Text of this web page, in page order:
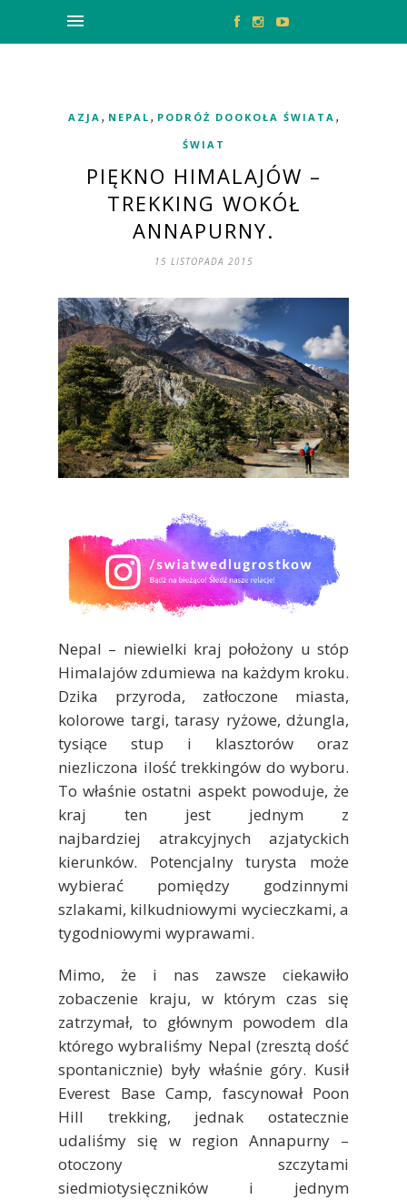
AZJA , NEPAL , PODRÓŻ DOOKOŁA ŚWIATA ,
ŚWIAT
PIĘKNO HIMALAJÓW –
TREKKING WOKÓŁ
ANNAPURNY.
15 LISTOPADA 2015
Nepal – niewielki kraj położony u stóp
Himalajów zdumiewa na każdym kroku.
Dzika przyroda, zatłoczone miasta,
kolorowe targi, tarasy ryżowe, dżungla,
tysiące stup i klasztorów oraz
niezliczona ilość trekkingów do wyboru.
To właśnie ostatni aspekt powoduje, że
kraj ten jest jednym z
najbardziej atrakcyjnych azjatyckich
kierunków. Potencjalny turysta może
wybierać pomiędzy godzinnymi
szlakami, kilkudniowymi wycieczkami, a
tygodniowymi wyprawami.
Mimo, że i nas zawsze ciekawiło
zobaczenie kraju, w którym czas się
zatrzymał, to głównym powodem dla
którego wybraliśmy Nepal (zresztą dość
spontanicznie) były właśnie góry. Kusił
Everest Base Camp, fascynował Poon
Hill trekking, jednak ostatecznie
udaliśmy się w region Annapurny –
otoczony szczytami
siedmiotysięczników i jednym